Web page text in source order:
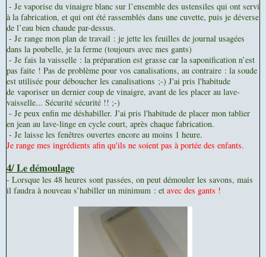
Je vaporise du vinaigre blanc sur l’ensemble des ustensiles qui ont servi
à la fabrication, et qui ont été rassemblés dans une cuvette, puis je déverse
de l’eau bien chaude par-dessus.
Je range mon plan de travail : je jette les feuilles de journal usagées
dans la poubelle, je la ferme (toujours avec mes gants)
Je fais la vaisselle : la préparation est grasse car la saponification n’est
pas faite ! Pas de problème pour vos canalisations, au contraire : la soude
est utilisée pour déboucher les canalisations ;-) J'ai pris l'habitude
de vaporiser un dernier coup de vinaigre, avant de les placer au lave-
vaisselle... Sécurité sécurité !! ;-)
peux enfin me déshabiller. J'ai pris l'habitude de placer mon tablier
en jean au lave-linge en cycle court, après chaque fabrication.
Je laisse les fenêtres ouvertes encore au moins 1 heure.
Je range mes ingrédients afin qu'ils ne soient pas à portée des enfants.
4/ Le démoulage
- Lorsque les 48 heures sont passées, on peut démouler les savons, mais
il faudra à nouveau s’habiller un minimum : et avec des gants !